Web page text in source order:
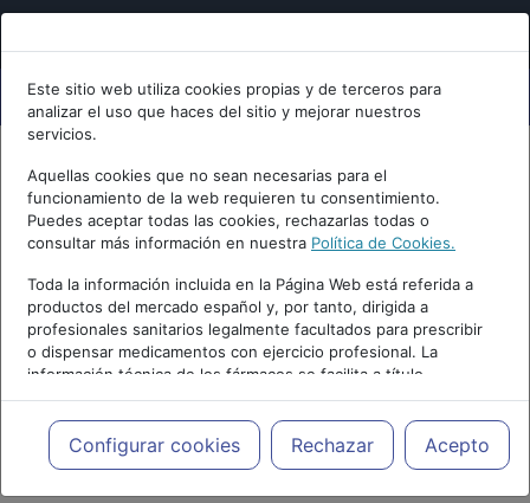
Este sitio web utiliza cookies propias y de terceros para
analizar el uso que haces del sitio y mejorar nuestros
servicios.
Aquellas cookies que no sean necesarias para el
funcionamiento de la web requieren tu consentimiento.
Puedes aceptar todas las cookies, rechazarlas todas o
consultar más información en nuestra Política de Cookies.
Toda la información incluida en la Página Web está referida a
productos del mercado español y, por tanto, dirigida a
profesionales sanitarios legalmente facultados para prescribir
o dispensar medicamentos con ejercicio profesional. La
información técnica de los fármacos se facilita a título
meramente informativo, siendo responsabilidad de los
profesionales facultados prescribir medicamentos y decidir, en
cada caso concreto, el tratamiento más adecuado a las
necesidades del paciente.
Configurar cookies Rechazar Acepto